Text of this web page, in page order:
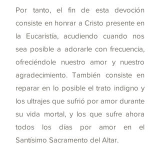
Por tanto, el fin de esta devoción
consiste en honrar a Cristo presente en
la Eucaristía, acudiendo cuando nos
sea posible a adorarle con frecuencia,
ofreciéndole nuestro amor y nuestro
agradecimiento. También consiste en
reparar en lo posible el trato indigno y
los ultrajes que sufrió por amor durante
su vida mortal, y los que sufre ahora
todos los días por amor en el
Santísimo Sacramento del Altar.